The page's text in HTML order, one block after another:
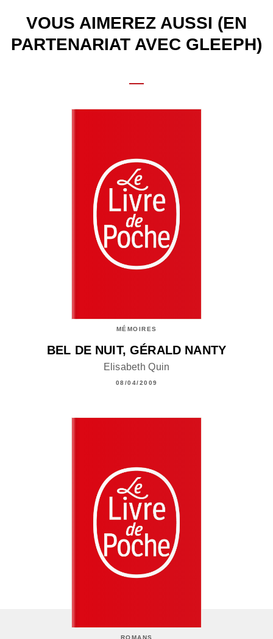
VOUS AIMEREZ AUSSI (EN
PARTENARIAT AVEC GLEEPH)
MÉMOIRES
BEL DE NUIT, GÉRALD NANTY
Elisabeth Quin
08/04/2009
ROMANS